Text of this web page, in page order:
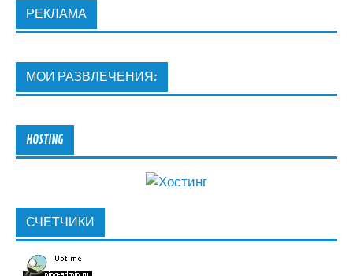
РЕКЛАМА
МОИ РАЗВЛЕЧЕНИЯ:
HOSTING
СЧЕТЧИКИ